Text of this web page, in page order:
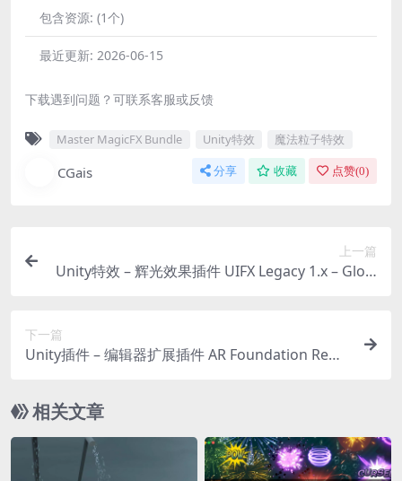
包含资源: (1个)
最近更新: 2026-06-15
下载遇到问题？可联系客服或反馈
Master MagicFX Bundle Unity特效 魔法粒子特效
CGais 分享 收藏 点赞(0)
上一篇
Unity特效 – 辉光效果插件 UIFX Legacy 1.x – Glow
下一篇
Unity插件 – 编辑器扩展插件 AR Foundation Rem
相关文章